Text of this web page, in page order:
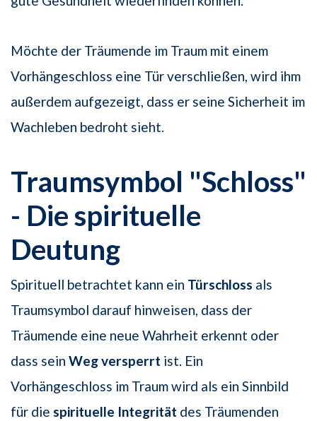
Möchte der Träumende im Traum mit einem
Vorhängeschloss eine Tür verschließen, wird ihm
außerdem aufgezeigt, dass er seine Sicherheit im
Wachleben bedroht sieht.
Traumsymbol "Schloss"
- Die spirituelle
Deutung
Spirituell betrachtet kann ein Türschloss als
Traumsymbol darauf hinweisen, dass der
Träumende eine neue Wahrheit erkennt oder
dass sein Weg versperrt ist. Ein
Vorhängeschloss im Traum wird als ein Sinnbild
für die spirituelle Integrität des Träumenden